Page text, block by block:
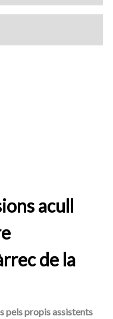
acull
de la
pels propis assistents